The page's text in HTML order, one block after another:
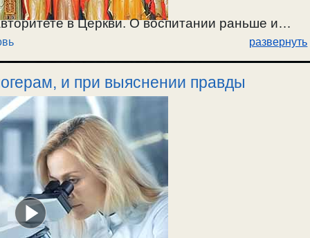
в Церкви. О воспитании раньше и
развернуть
и при выяснении правды